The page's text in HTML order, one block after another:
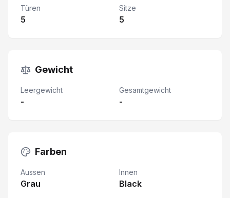
Türen
5
Sitze
5
Gewicht
Leergewicht
-
Gesamtgewicht
-
Farben
Aussen
Grau
Innen
Black